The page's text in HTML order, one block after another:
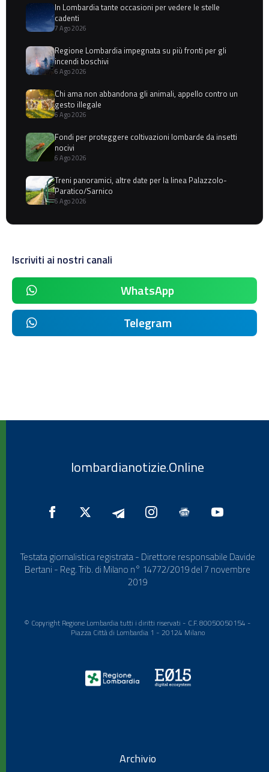
In Lombardia tante occasioni per vedere le stelle
cadenti
7 Ago 2026
Regione Lombardia impegnata su più fronti per gli
incendi boschivi
6 Ago 2026
Chi ama non abbandona gli animali, appello contro un
gesto illegale
6 Ago 2026
Fondi per proteggere coltivazioni lombarde da insetti
nocivi
6 Ago 2026
Treni panoramici, altre date per la linea Palazzolo-
Paratico/Sarnico
6 Ago 2026
Iscriviti ai nostri canali
WhatsApp
Telegram
lombardianotizie.Online
Testata giornalistica registrata - Direttore responsabile Davide
Bertani - Reg. Trib. di Milano n° 14772/2019 del 7 novembre
2019
© Copyright Regione Lombardia tutti i diritti riservati - C.F. 80050050154 -
Piazza Città di Lombardia 1 - 20124 Milano
Archivio